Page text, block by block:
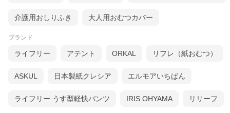
介護用おしりふき 大人用おむつカバー
ブランド
ライフリー アテント ORKAL リフレ（紙おむつ）
ASKUL 日本製紙クレシア エルモアいちばん
ライフリー うす型軽快パンツ IRIS OHYAMA リリーフ